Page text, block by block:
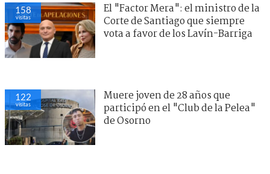
158
visitas
El "Factor Mera": el ministro de la
Corte de Santiago que siempre
vota a favor de los Lavín-Barriga
122
visitas
Muere joven de 28 años que
participó en el "Club de la Pelea"
de Osorno